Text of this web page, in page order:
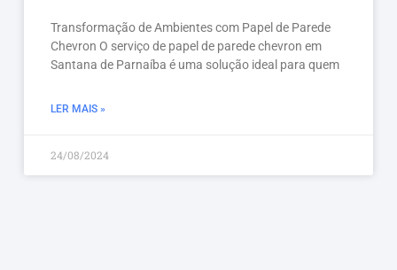
Transformação de Ambientes com Papel de Parede
Chevron O serviço de papel de parede chevron em
Santana de Parnaíba é uma solução ideal para quem
LER MAIS »
24/08/2024